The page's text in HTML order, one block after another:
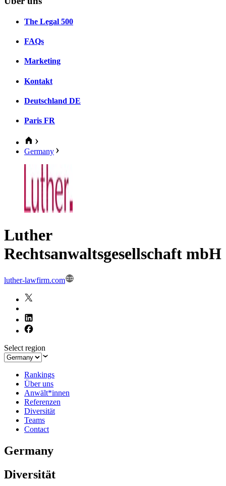
The Legal 500
FAQs
Marketing
Kontakt
Deutschland DE
Paris FR
Germany
Luther
Rechtsanwaltsgesellschaft mbH
luther-lawfirm.com
Select region
Rankings
Über uns
Anwält*innen
Referenzen
Diversität
Teams
Contact
Germany
Diversität